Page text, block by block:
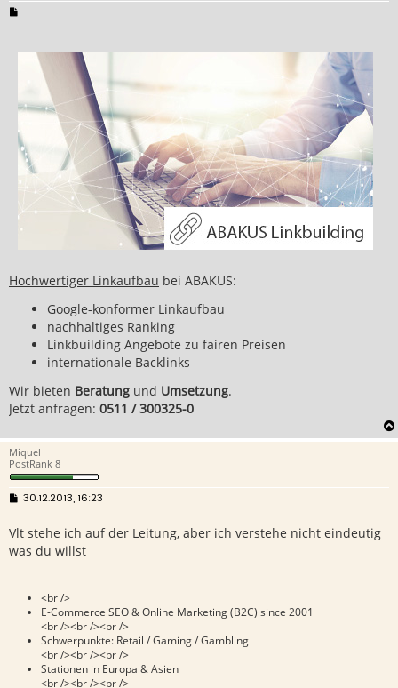
Hochwertiger Linkaufbau bei ABAKUS:
Google-konformer Linkaufbau
nachhaltiges Ranking
Linkbuilding Angebote zu fairen Preisen
internationale Backlinks
Wir bieten Beratung und Umsetzung.
Jetzt anfragen: 0511 / 300325-0
Miquel
PostRank 8
B
t
a
30.12.2013, 16:23
Vlt stehe ich auf der Leitung, aber ich verstehe nicht eindeutig
was du willst
<br />
E-Commerce SEO & Online Marketing (B2C) since 2001
<br /><br /><br />
Schwerpunkte: Retail / Gaming / Gambling
<br /><br /><br />
Stationen in Europa & Asien
<br /><br /><br />